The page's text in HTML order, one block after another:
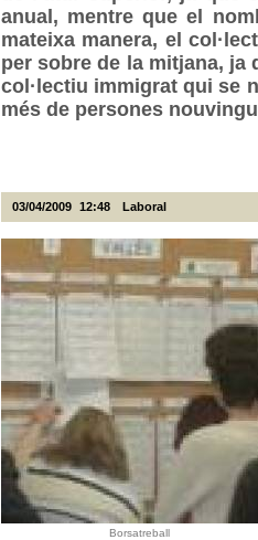
anual, mentre que el
mateixa manera, el
per sobre de la mitjana, ja
col·lectiu immigrat qui se
més de persones
03/04/2009 12:48 Laboral
Borsatreball